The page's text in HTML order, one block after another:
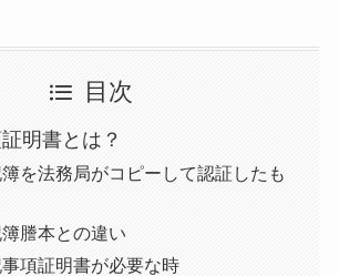
目次
明書とは？
を法務局がコピーして認証したも
謄本との違い
項証明書が必要な時